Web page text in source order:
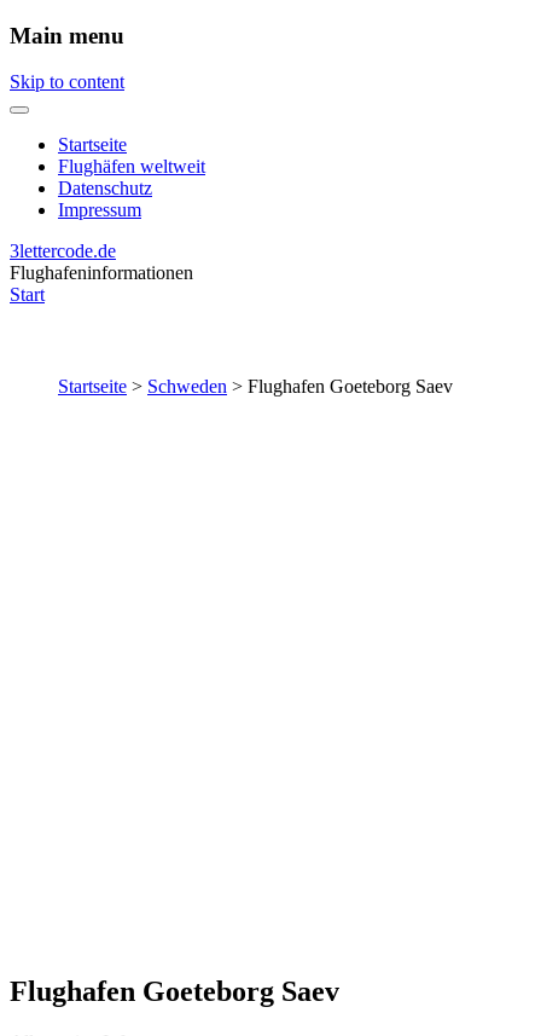
Main menu
Skip to content
Startseite
Flughäfen weltweit
Datenschutz
Impressum
3lettercode.de
Flughafeninformationen
Start
Startseite > Schweden > Flughafen Goeteborg Saev
Flughafen Goeteborg Saev